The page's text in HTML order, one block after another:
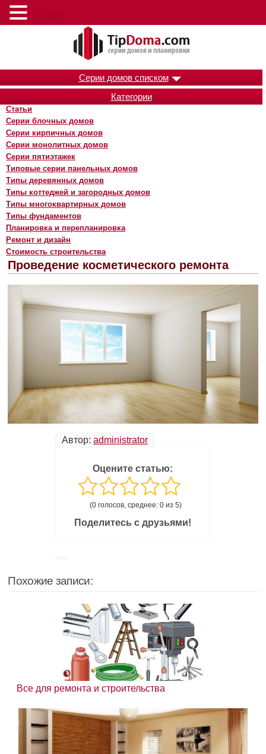
Серии домов списком
Категории
Статьи
Серии блочных домов
Серии кирпичных домов
Серии монолитных домов
Серии пятиэтажек
Типовые серии панельных домов
Типы деревянных домов
Типы коттеджей и загородных домов
Типы многоквартирных домов
Типы фундаментов
Планировка и перепланировка
Ремонт и дизайн
Стоимость строительства
Проведение косметического ремонта
Автор: administrator
Оцените статью:
(0 голосов, среднее: 0 из 5)
Поделитесь с друзьями!
Похожие записи:
Все для ремонта и строительства